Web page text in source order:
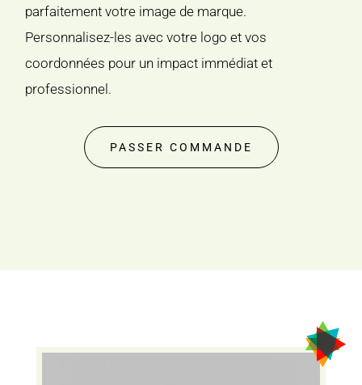
parfaitement votre image de marque.
Personnalisez-les avec votre logo et vos
coordonnées pour un impact immédiat et
professionnel.
PASSER COMMANDE